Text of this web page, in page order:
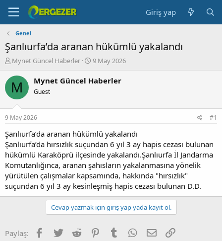
Giriş yap
Genel
Şanlıurfa’da aranan hükümlü yakalandı
K
n
b
u
u
b
a
l
a
t
a
n
Mynet Güncel Haberler
B
ş
ç
a
r
i
h
i
9 May 2026
M Mynet Güncel Haberler
Guest
9 May 2026 #1
Şanlıurfa’da aranan hükümlü yakalandı
Şanlıurfa’da hırsızlık suçundan 6 yıl 3 ay hapis cezası bulunan
hükümlü Karaköprü ilçesinde yakalandı.Şanlıurfa İl Jandarma
Komutanlığınca, aranan şahısların yakalanmasına yönelik
yürütülen çalışmalar kapsamında, hakkında "hırsızlık"
suçundan 6 yıl 3 ay kesinleşmiş hapis cezası bulunan D.D.
Cevap yazmak için giriş yap yada kayıt ol.
Paylaş: Facebook
Twitter Reddit PinterestTumblr WhatsApp
E-posta